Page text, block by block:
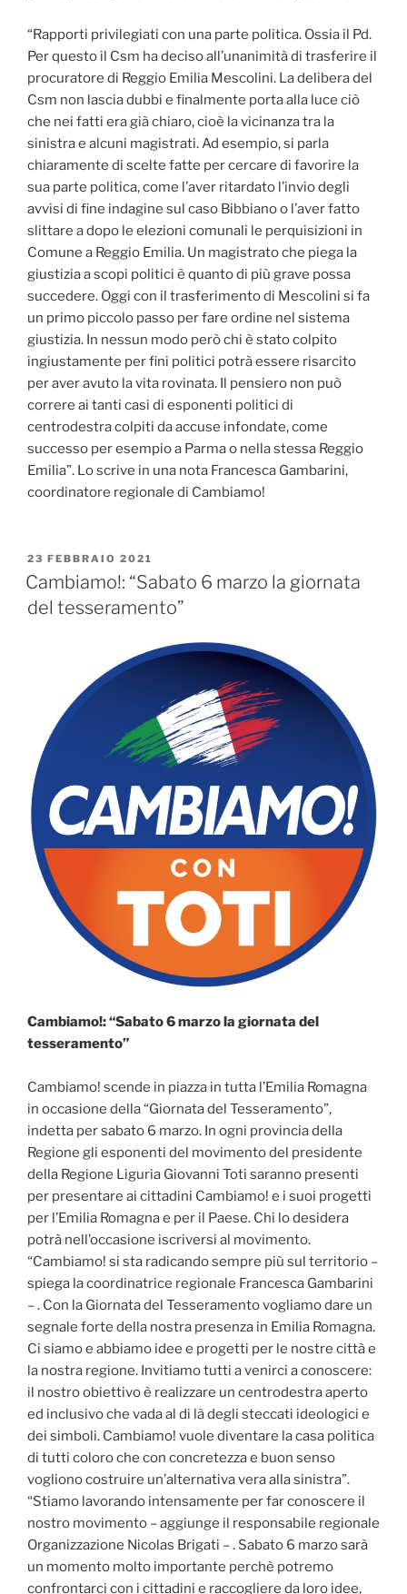
“Rapporti privilegiati con una parte politica. Ossia il Pd.
Per questo il Csm ha deciso all’unanimità di trasferire il
procuratore di Reggio Emilia Mescolini. La delibera del
Csm non lascia dubbi e finalmente porta alla luce ciò
che nei fatti era già chiaro, cioè la vicinanza tra la
sinistra e alcuni magistrati. Ad esempio, si parla
chiaramente di scelte fatte per cercare di favorire la
sua parte politica, come l’aver ritardato l’invio degli
avvisi di fine indagine sul caso Bibbiano o l’aver fatto
slittare a dopo le elezioni comunali le perquisizioni in
Comune a Reggio Emilia. Un magistrato che piega la
giustizia a scopi politici è quanto di più grave possa
succedere. Oggi con il trasferimento di Mescolini si fa
un primo piccolo passo per fare ordine nel sistema
giustizia. In nessun modo però chi è stato colpito
ingiustamente per fini politici potrà essere risarcito
per aver avuto la vita rovinata. Il pensiero non può
correre ai tanti casi di esponenti politici di
centrodestra colpiti da accuse infondate, come
successo per esempio a Parma o nella stessa Reggio
Emilia”. Lo scrive in una nota Francesca Gambarini,
coordinatore regionale di Cambiamo!
PUBBLICATO
IL
23 FEBBRAIO 2021
Cambiamo!: “Sabato 6 marzo la giornata
del tesseramento”
Cambiamo!: “Sabato 6 marzo la giornata del
tesseramento”
Cambiamo! scende in piazza in tutta l’Emilia Romagna
in occasione della “Giornata del Tesseramento”,
indetta per sabato 6 marzo. In ogni provincia della
Regione gli esponenti del movimento del presidente
della Regione Liguria Giovanni Toti saranno presenti
per presentare ai cittadini Cambiamo! e i suoi progetti
per l’Emilia Romagna e per il Paese. Chi lo desidera
potrà nell’occasione iscriversi al movimento.
“Cambiamo! si sta radicando sempre più sul territorio –
spiega la coordinatrice regionale Francesca Gambarini
– . Con la Giornata del Tesseramento vogliamo dare un
segnale forte della nostra presenza in Emilia Romagna.
Ci siamo e abbiamo idee e progetti per le nostre città e
la nostra regione. Invitiamo tutti a venirci a conoscere:
il nostro obiettivo è realizzare un centrodestra aperto
ed inclusivo che vada al di là degli steccati ideologici e
dei simboli. Cambiamo! vuole diventare la casa politica
di tutti coloro che con concretezza e buon senso
vogliono costruire un’alternativa vera alla sinistra”.
“Stiamo lavorando intensamente per far conoscere il
nostro movimento – aggiunge il responsabile regionale
Organizzazione Nicolas Brigati – . Sabato 6 marzo sarà
un momento molto importante perchè potremo
confrontarci con i cittadini e raccogliere da loro idee,